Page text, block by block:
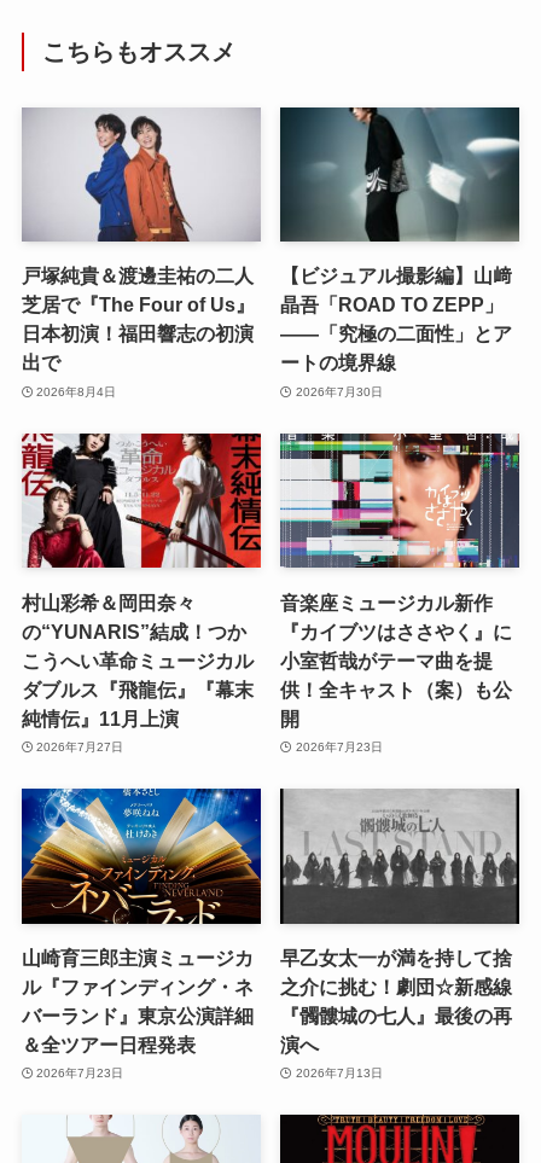
こちらもオススメ
戸塚純貴＆渡邊圭祐の二人
芝居で『The Four of Us』
日本初演！福田響志の初演
出で
2026年8月4日
【ビジュアル撮影編】山﨑
晶吾「ROAD TO ZEPP」
――「究極の二面性」とア
ートの境界線
2026年7月30日
村山彩希＆岡田奈々
の“YUNARIS”結成！つか
こうへい革命ミュージカル
ダブルス『飛龍伝』『幕末
純情伝』11月上演
2026年7月27日
音楽座ミュージカル新作
『カイブツはささやく』に
小室哲哉がテーマ曲を提
供！全キャスト（案）も公
開
2026年7月23日
山崎育三郎主演ミュージカ
ル『ファインディング・ネ
バーランド』東京公演詳細
＆全ツアー日程発表
2026年7月23日
早乙女太一が満を持して捨
之介に挑む！劇団☆新感線
『髑髏城の七人』最後の再
演へ
2026年7月13日